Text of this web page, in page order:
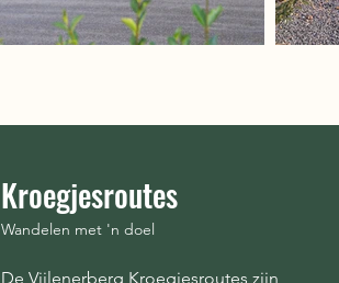
Kroegjesroutes
Wandelen met 'n doel
De Vijlenerberg Kroegjesroutes zijn